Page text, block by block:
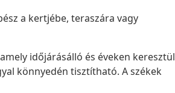
a kertjébe, teraszára vagy
időjárásálló és éveken keresztül
könnyedén tisztítható. A székek